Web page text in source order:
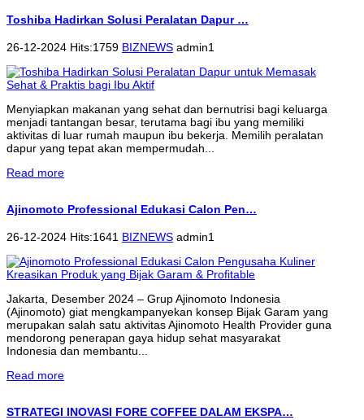
Toshiba Hadirkan Solusi Peralatan Dapur …
26-12-2024 Hits:1759 BIZNEWS admin1
Menyiapkan makanan yang sehat dan bernutrisi bagi keluarga
menjadi tantangan besar, terutama bagi ibu yang memiliki
aktivitas di luar rumah maupun ibu bekerja. Memilih peralatan
dapur yang tepat akan mempermudah...
Read more
Ajinomoto Professional Edukasi Calon Pen…
26-12-2024 Hits:1641 BIZNEWS admin1
Jakarta, Desember 2024 – Grup Ajinomoto Indonesia
(Ajinomoto) giat mengkampanyekan konsep Bijak Garam yang
merupakan salah satu aktivitas Ajinomoto Health Provider guna
mendorong penerapan gaya hidup sehat masyarakat
Indonesia dan membantu...
Read more
STRATEGI INOVASI FORE COFFEE DALAM EKSPA…